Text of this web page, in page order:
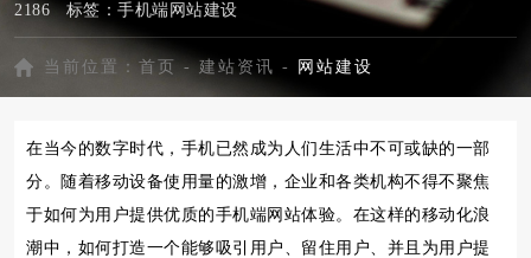
2186 标签： 手机端网站建设
当前位置： 首页 - 建站资讯 - 网站建设
在当今的数字时代，手机已然成为人们生活中不可或缺的一部
分。随着移动设备使用量的激增，企业和各类机构不得不聚焦
于如何为用户提供优质的手机端网站体验。在这样的移动化浪
潮中，如何打造一个能够吸引用户、留住用户、并且为用户提